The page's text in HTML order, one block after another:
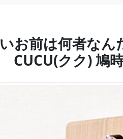
お前は何者なん
CUCU(クク) 鳩